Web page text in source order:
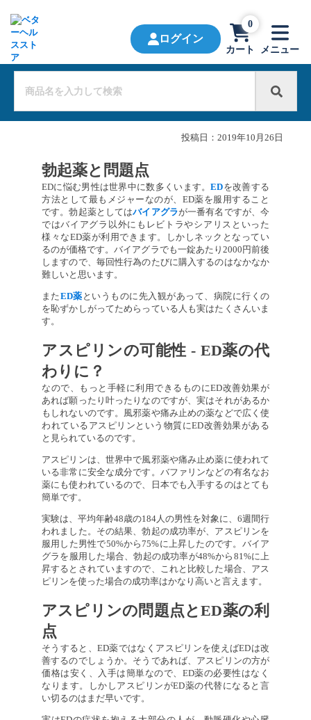
ログイン
カート
0
メニュー
投稿日： 2019年10月26日
勃起薬と問題点
EDに悩む男性は世界中に数多くいます。EDを改善する
方法として最もメジャーなのが、ED薬を服用すること
です。勃起薬としてはバイアグラが一番有名ですが、今
ではバイアグラ以外にもレビトラやシアリスといった
様々なED薬が利用できます。しかしネックとなってい
るのが価格です。バイアグラでも一錠あたり2000円前後
しますので、毎回性行為のたびに購入するのはなかなか
難しいと思います。
またED薬 というものに先入観があって、病院に行くの
を恥ずかしがってためらっている人も実はたくさんいま
す。
アスピリンの可能性 - ED薬の代
わりに？
なので、もっと手軽に利用できるものにED改善効果が
あれば願ったり叶ったりなのですが、実はそれがあるか
もしれないのです。風邪薬や痛み止めの薬などで広く使
われているアスピリンという物質にED改善効果がある
と見られているのです。
アスピリンは、世界中で風邪薬や痛み止め薬に使われて
いる非常に安全な成分です。バファリンなどの有名なお
薬にも使われているので、日本でも入手するのはとても
簡単です。
実験は、平均年齢48歳の184人の男性を対象に、6週間行
われました。その結果、勃起の成功率が、アスピリンを
服用した男性で50%から75%に上昇したのです。バイア
グラを服用した場合、勃起の成功率が48%から81%に上
昇するとされていますので、これと比較した場合、アス
ピリンを使った場合の成功率はかなり高いと言えます。
アスピリンの問題点とED薬の利
点
そうすると、ED薬ではなくアスピリンを使えばEDは改
善するのでしょうか。そうであれば、アスピリンの方が
価格は安く、入手は簡単なので、ED薬の必要性はなく
なります。しかしアスピリンがED薬の代替になると言
い切るのはまだ早いです。